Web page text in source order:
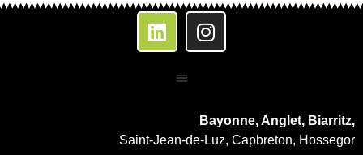
Bayonne, Anglet, Biarritz,
Saint-Jean-de-Luz, Capbreton, Hossegor